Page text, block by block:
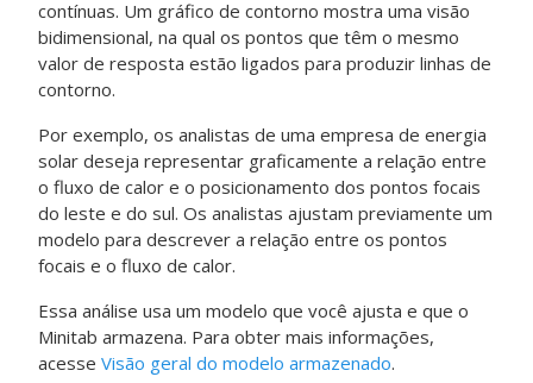
contínuas. Um gráfico de contorno mostra uma visão
bidimensional, na qual os pontos que têm o mesmo
valor de resposta estão ligados para produzir linhas de
contorno.
Por exemplo, os analistas de uma empresa de energia
solar deseja representar graficamente a relação entre
o fluxo de calor e o posicionamento dos pontos focais
do leste e do sul. Os analistas ajustam previamente um
modelo para descrever a relação entre os pontos
focais e o fluxo de calor.
Essa análise usa um modelo que você ajusta e que o
Minitab armazena. Para obter mais informações,
acesse Visão geral do modelo armazenado.